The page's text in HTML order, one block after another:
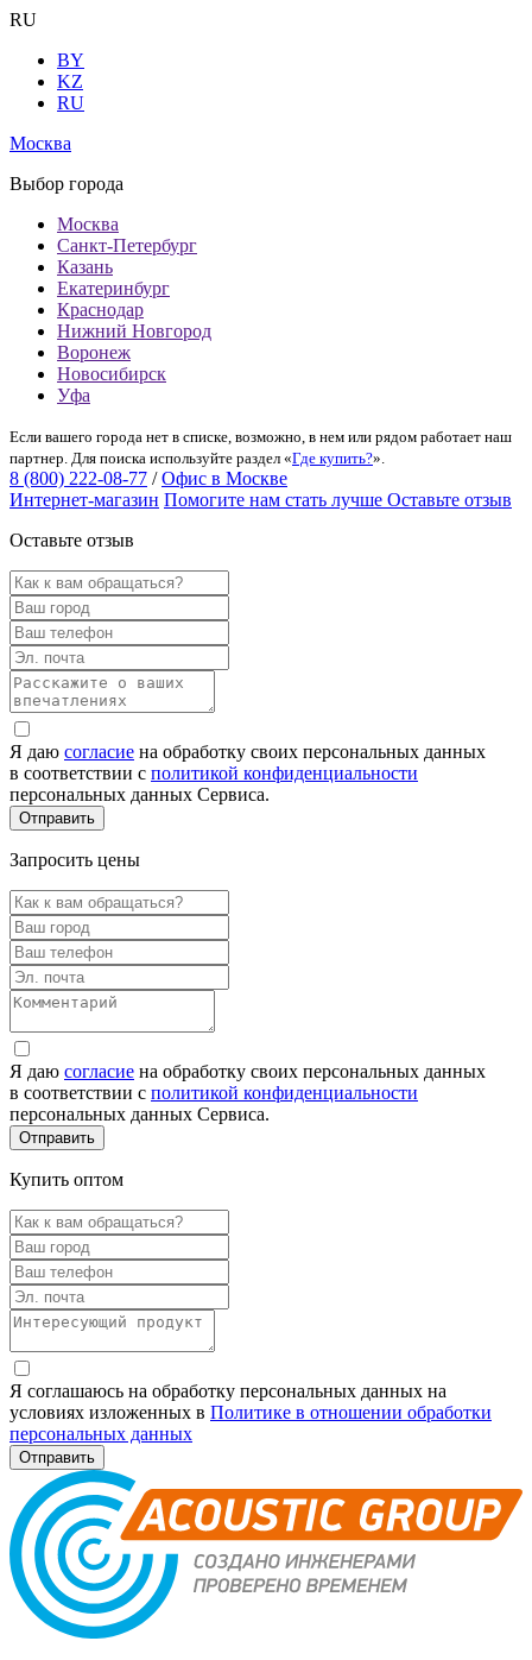
RU
BY
KZ
RU
Москва
Выбор города
Москва
Санкт-Петербург
Казань
Екатеринбург
Краснодар
Нижний Новгород
Воронеж
Новосибирск
Уфа
Если вашего города нет в списке, возможно, в нем или рядом работает наш
партнер. Для поиска используйте раздел «Где купить?».
8 (800) 222-08-77 / Офис в Москве
Интернет-магазин Помогите нам стать лучше Оставьте отзыв
Оставьте отзыв
Я даю согласие на обработку своих персональных данных
в соответствии с политикой конфиденциальности
персональных данных Сервиса.
Запросить цены
Я даю согласие на обработку своих персональных данных
в соответствии с политикой конфиденциальности
персональных данных Сервиса.
Купить оптом
Я соглашаюсь на обработку персональных данных на
условиях изложенных в Политике в отношении обработки
персональных данных